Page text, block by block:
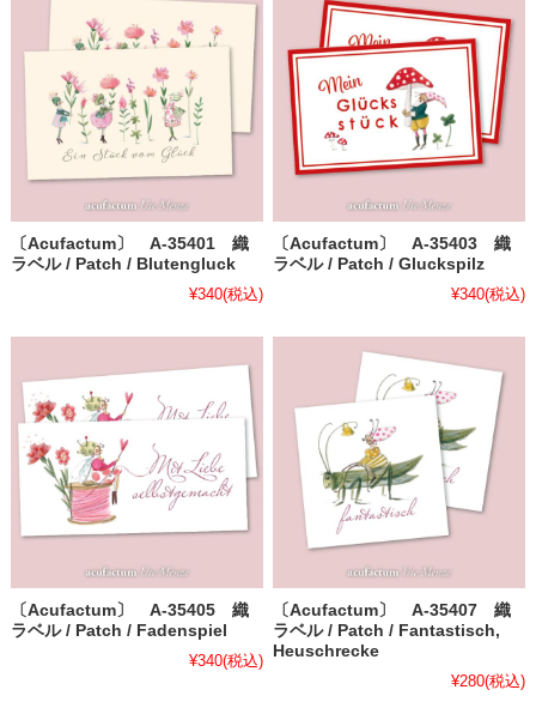
〔Acufactum〕 A-35401 織
ラベル / Patch / Blutengluck
¥340(税込)
〔Acufactum〕 A-35403 織
ラベル / Patch / Gluckspilz
¥340(税込)
〔Acufactum〕 A-35405 織
ラベル / Patch / Fadenspiel
¥340(税込)
〔Acufactum〕 A-35407 織
ラベル / Patch / Fantastisch,
Heuschrecke
¥280(税込)